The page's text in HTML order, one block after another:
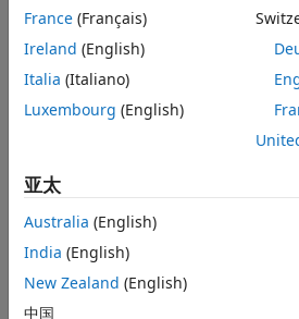
France (Français)
Ireland (English)
Italia (Italiano)
Luxembourg (English)
亚太
Australia (English)
India (English)
New Zealand (English)
中国